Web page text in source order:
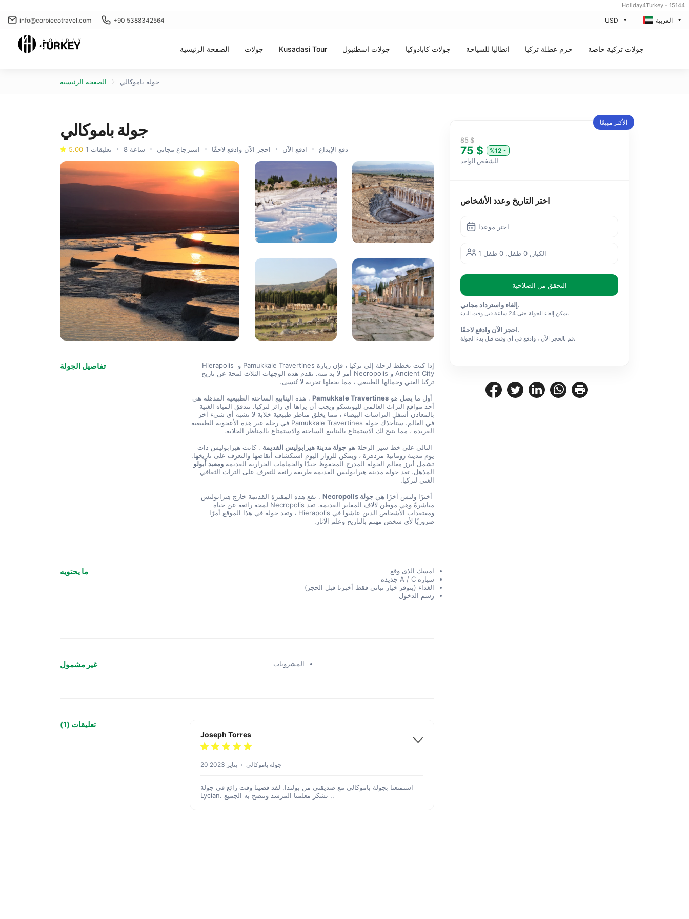
Holiday4Turkey - 15144
info@corbiecotravel.com +90 5388342564 USD العربية
الصفحة الرئيسية جولات Kusadasi Tour جولات اسطنبول جولات كابادوكيا انطاليا للسياحة حزم عطلة تركيا جولات تركية خاصة
الصفحة الرئيسية جولة باموكالي
جولة باموكالي
5.00 1 تعليقات 8 ساعة استرجاع مجاني احجز الآن وادفع لاحقًا ادفع الآن دفع الإيداع
تفاصيل الجولة
إذا كنت تخطط لرحلة إلى تركيا ، فإن زيارة Pamukkale Travertines و Hierapolis
تركيا الغني وجمالها الطبيعي ، مما يجعلها تجربة لا تُنسى.
Pamukkale Travertines
الفريدة ، مما يتيح لك الاستمتاع بالينابيع الساخنة والاستمتاع بالمناظر الخلابة.
جولة مدينة هيرابوليس القديمة
تشمل أبرز معالم الجولة المدرج المحفوظ جيدًا والحمامات الحرارية القديمة ومعبد أبولو
الغني لتركيا.
جولة Necropolis
ضروريًا لأي شخص مهتم بالتاريخ وعلم الآثار.
ما يحتويه
امسك الذى وقع
سيارة A / C جديدة
الغداء (يتوفر خيار نباتي فقط أخبرنا قبل الحجز)
رسم الدخول
غير مشمول المشروبات
تعليقات (1)
Joseph Torres
20 يناير 2023 جولة باموكالي
استمتعنا بجولة باموكالي مع صديقتي من بولندا. لقد قضينا وقت رائع في جولة
Lycian. نشكر معلمنا المرشد وننصح به الجميع ..
الأكثر مبيعًا
85 $
75 $
%12
للشخص الواحد
اختر التاريخ وعدد الأشخاص
اختر موعدا
1 الكبار, 0 طفل, 0 طفل
التحقق من الصلاحية
إلغاء واسترداد مجاني.
يمكن إلغاء الجولة حتى 24 ساعة قبل وقت البدء.
احجز الآن وادفع لاحقًا.
قم بالحجز الآن ، وادفع في أي وقت قبل بدء الجولة.